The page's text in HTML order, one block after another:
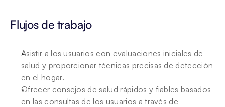
Flujos de trabajo
Asistir a los usuarios con evaluaciones iniciales de
salud y proporcionar técnicas precisas de detección
en el hogar.
Ofrecer consejos de salud rápidos y fiables basados
en las consultas de los usuarios a través de